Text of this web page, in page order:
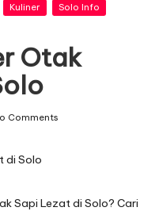
Kuliner
Solo Info
Otak
Comments
Sapi Lezat di Solo? Cari